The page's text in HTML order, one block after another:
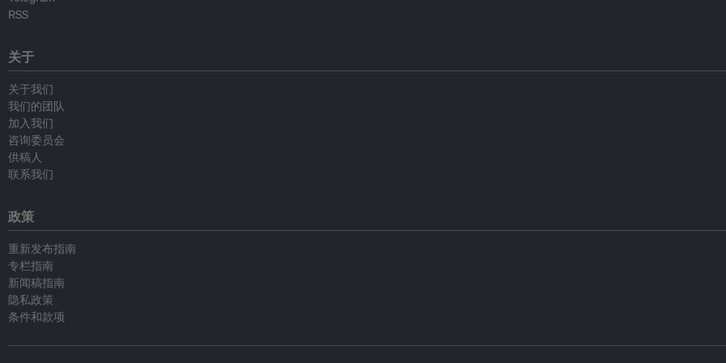
RSS
关于
关于我们
我们的团队
加入我们
咨询委员会
供稿人
联系我们
政策
重新发布指南
专栏指南
新闻稿指南
隐私政策
条件和款项